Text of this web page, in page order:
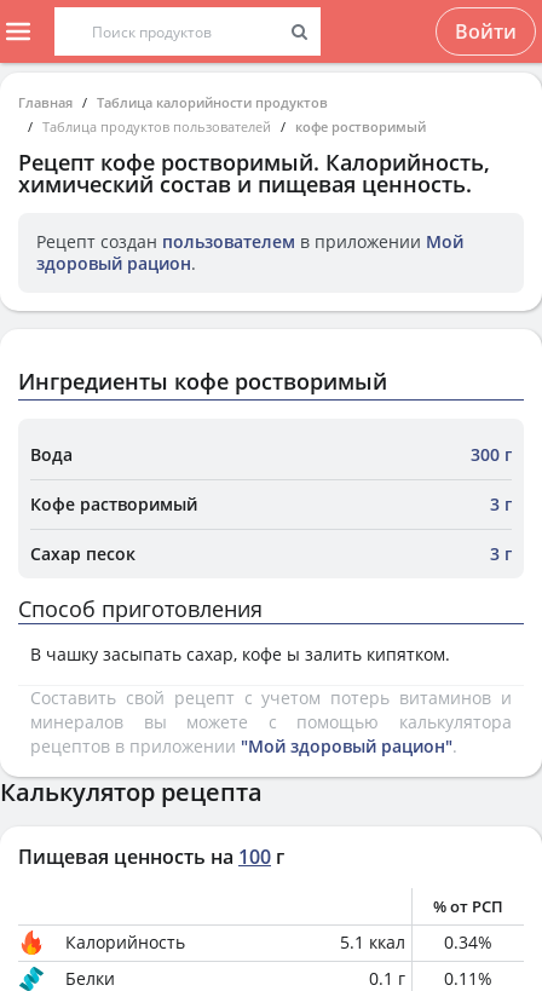
Войти
Главная
Таблица калорийности продуктов
Таблица продуктов пользователей
кофе ростворимый
Рецепт кофе ростворимый. Калорийность,
химический состав и пищевая ценность.
Рецепт создан пользователем в приложении Мой
здоровый рацион.
Ингредиенты кофе ростворимый
Вода 300 г
Кофе растворимый 3 г
Сахар песок 3 г
Способ приготовления
В чашку засыпать сахар, кофе ы залить кипятком.
Составить свой рецепт с учетом потерь витаминов и
минералов вы можете с помощью калькулятора
рецептов в приложении "Мой здоровый рацион".
Калькулятор рецепта
Пищевая ценность на 100 г
% от РСП
Калорийность 5.1 ккал 0.34%
Белки
0.1 г 0.11%